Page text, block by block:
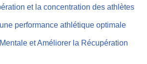
et la concentration des athlètes
performance athlétique optimale
et Améliorer la Récupération